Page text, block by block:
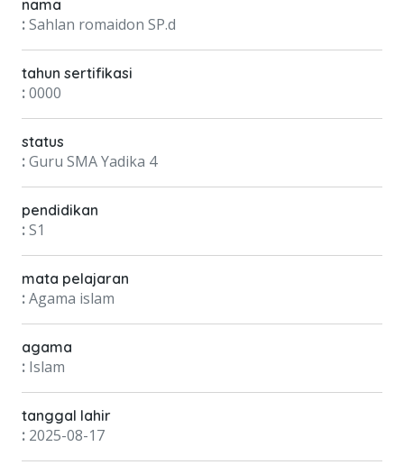
nama
:Sahlan romaidon SP.d
tahun sertifikasi
:0000
status
:Guru SMA Yadika 4
pendidikan
:S1
mata pelajaran
:Agama islam
agama
: Islam
tanggal lahir
: 2025-08-17